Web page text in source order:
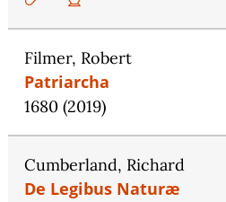
Filmer, Robert
Patriarcha
1680 (2019)
Cumberland, Richard
De Legibus Naturæ